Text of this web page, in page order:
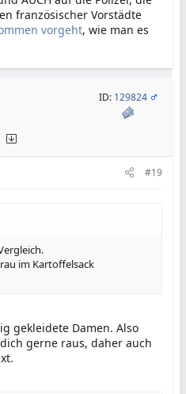
französischer Vorstädte
vorgeht, wie man es
ID: 129824
#19
im Kartoffelsack
gekleidete Damen. Also
gerne raus, daher auch